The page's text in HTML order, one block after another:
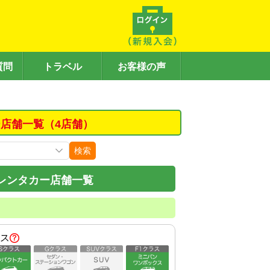
問 トラベル お客様の声
舗一覧（4店舗）
検索
ンタカー店舗一覧